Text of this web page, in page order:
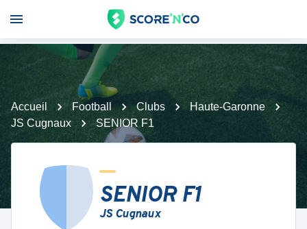
Accueil Football Clubs
Haute-Garonne
JS Cugnaux
SENIOR F1
SENIOR F1
JS Cugnaux